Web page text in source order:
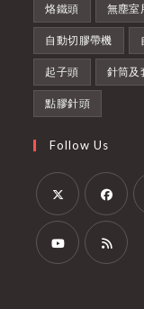
烙鐵頭 無塵室
自動切膠帶機
起子頭 針筒及
點膠針頭
Follow Us
Opens
in
Opens
in